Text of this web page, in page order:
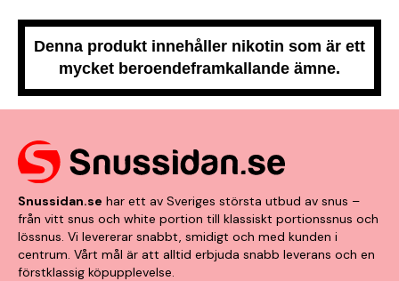
Denna produkt innehåller nikotin som är ett
mycket beroendeframkallande ämne.
Snussidan.se har ett av Sveriges största utbud av snus –
från vitt snus och white portion till klassiskt portionssnus och
lössnus. Vi levererar snabbt, smidigt och med kunden i
centrum. Vårt mål är att alltid erbjuda snabb leverans och en
förstklassig köpupplevelse.